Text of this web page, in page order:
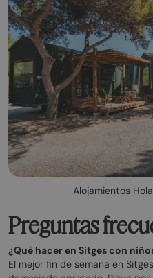
Alojamientos
Preguntas
¿Qué hacer en Sitges con
El mejor fin de semana en